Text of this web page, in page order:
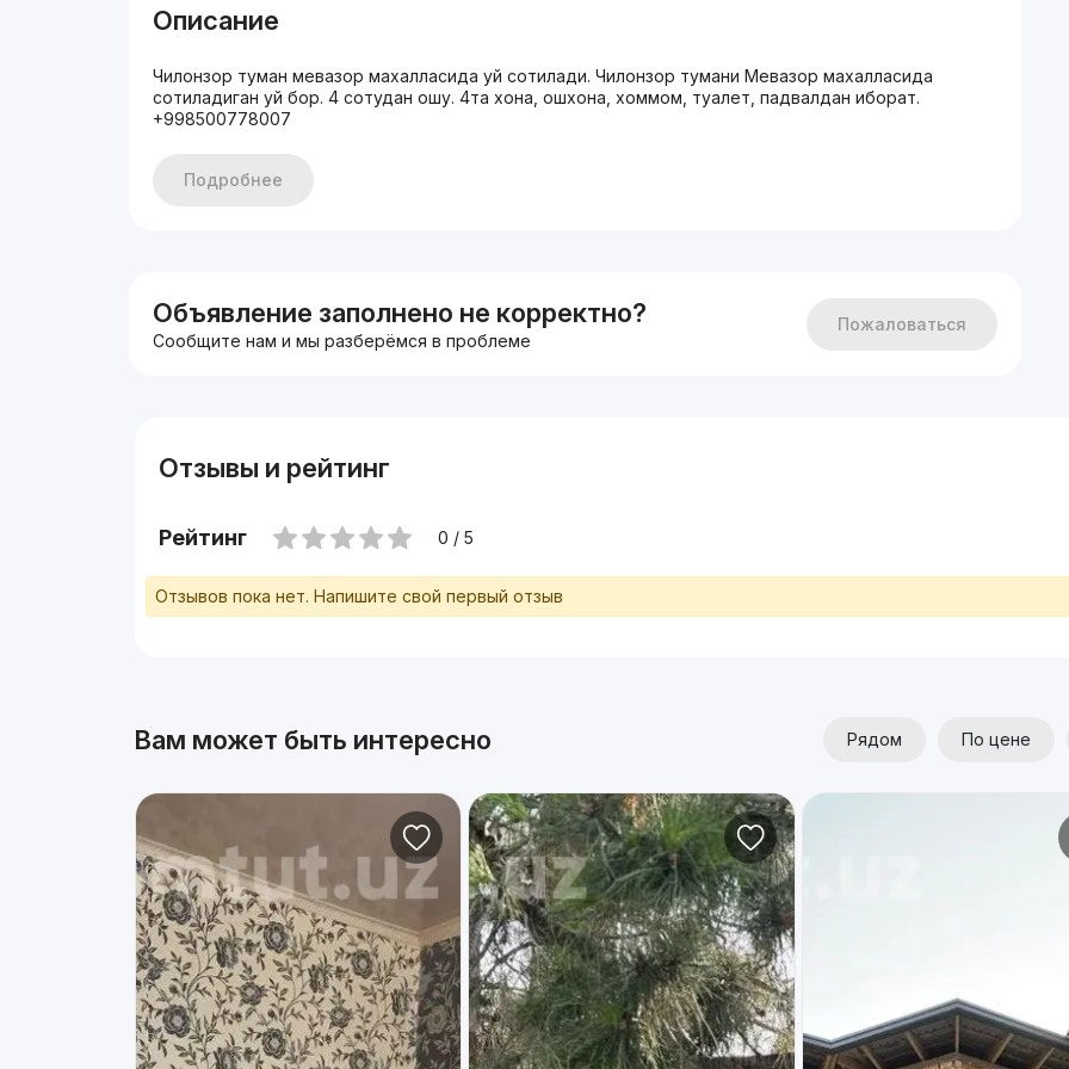
Описание
Чилонзор туман мевазор махалласида уй сотилади. Чилонзор тумани Мевазор махалласида
сотиладиган уй бор. 4 сотудан ошу. 4та хона, ошхона, хоммом, туалет, падвалдан иборат.
+998500778007
Подробнее
Объявление заполнено не корректно?
Сообщите нам и мы разберёмся в проблеме
Пожаловаться
Отзывы и рейтинг
Рейтинг 0 / 5
Отзывов пока нет. Напишите свой первый отзыв
Вам может быть интересно Рядом По цене